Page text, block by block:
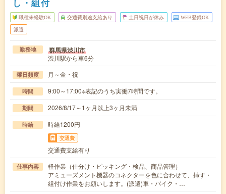
し・組付
職種未経験OK 交通費別途支給あり 土日祝日が休み WEB登録OK
派遣
勤務地 群馬県渋川市
渋川駅から車6分
曜日頻度 月～金・祝
時間 9:00～17:00※表記のうち実働7時間です。
期間 2026/8/17～1ヶ月以上3ヶ月未満
時給 時給1200円
交通費
交通費支給有り
仕事内容
軽作業（仕分け・ピッキング・検品、商品管理）
アミューズメント機器のコネクターを色に合わせて、挿す・
組付け作業をお願いします。(派遣)車・バイク・…